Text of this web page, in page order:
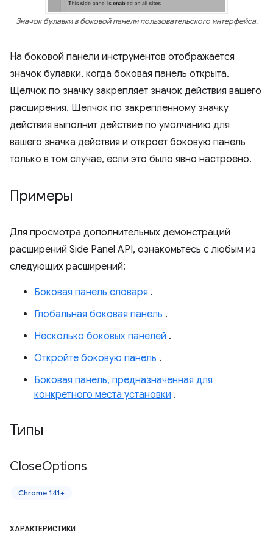
Значок булавки в боковой панели пользовательского интерфейса.
На боковой панели инструментов отображается
значок булавки, когда боковая панель открыта.
Щелчок по значку закрепляет значок действия вашего
расширения. Щелчок по закрепленному значку
действия выполнит действие по умолчанию для
вашего значка действия и откроет боковую панель
только в том случае, если это было явно настроено.
Примеры
Для просмотра дополнительных демонстраций
расширений Side Panel API, ознакомьтесь с любым из
следующих расширений:
Боковая панель словаря .
Глобальная боковая панель .
Несколько боковых панелей .
Откройте боковую панель .
Боковая панель, предназначенная для
конкретного места установки .
Типы
CloseOptions
Chrome 141+
ХАРАКТЕРИСТИКИ